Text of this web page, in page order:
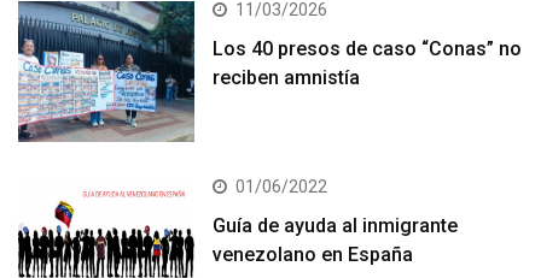
11/03/2026
Los 40 presos de caso “Conas” no
reciben amnistía
01/06/2022
Guía de ayuda al inmigrante
venezolano en España